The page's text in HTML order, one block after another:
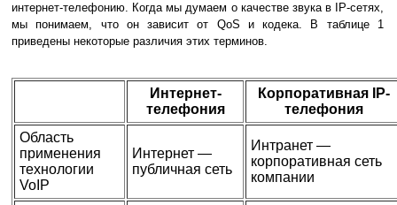
интернет-телефонию. Когда мы думаем о качестве звука в IP-сетях,
мы понимаем, что он зависит от QoS и кодека. В таблице 1
приведены некоторые различия этих терминов.
Интернет-
телефония
Корпоративная IP-
телефония
Область
применения
технологии
VoIP
Интернет —
публичная сеть
Интранет —
корпоративная сеть
компании